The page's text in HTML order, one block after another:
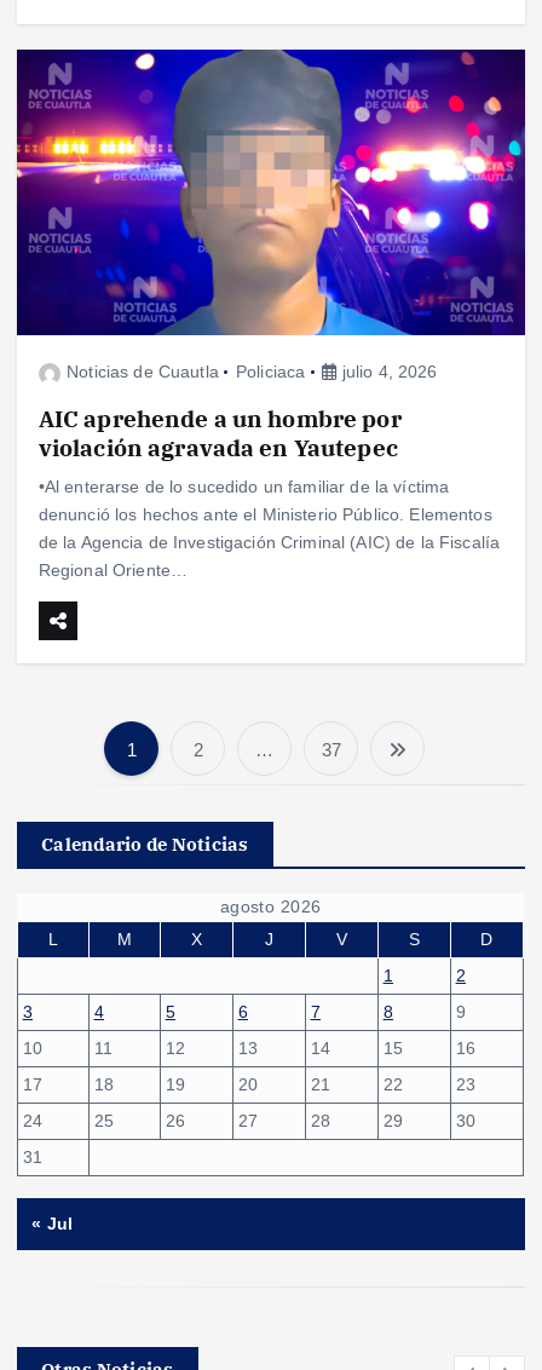
Noticias de Cuautla Policiaca julio 4, 2026
AIC aprehende a un hombre por
violación agravada en Yautepec
•Al enterarse de lo sucedido un familiar de la víctima
denunció los hechos ante el Ministerio Público. Elementos
de la Agencia de Investigación Criminal (AIC) de la Fiscalía
Regional Oriente…
a
g
i
n
a
c
i
ó
1 2 … 37
Calendario de Noticias
agosto 2026
L
M X J V S
D
1
2
3
4 5 6 7 8
9
10
11 12 13 14 15
16
17
18 19 20 21 22
23
24
25 26 27 28 29
30
31
« Jul